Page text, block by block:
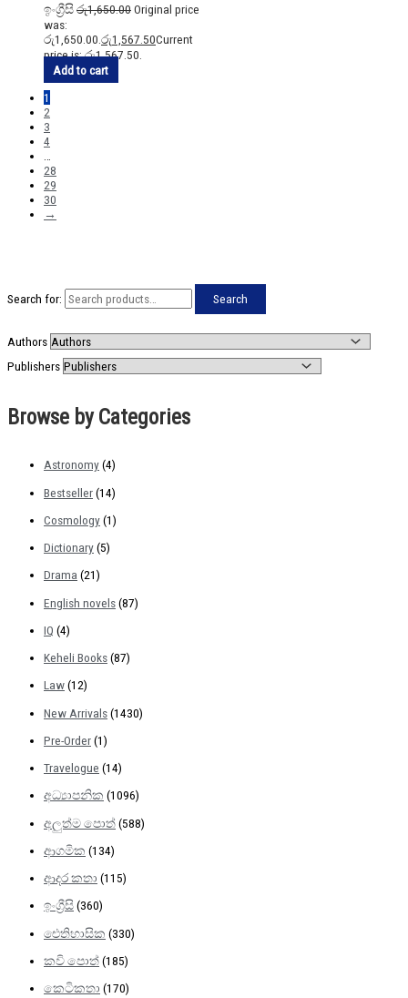
Search for: Search
Authors
Publishers
Browse by Categories
Astronomy(4)
Bestseller(14)
Cosmology(1)
Dictionary(5)
Drama (21)
English novels(87)
IQ (4)
Keheli Books(87)
Law(12)
New Arrivals(1430)
Pre-Order(1)
Travelogue (14)
අධ්‍යාපනික (1096)
අලුත්ම පොත්(588)
ආගමික (134)
ආදර කතා (115)
ඉංග්‍රීසි(360)
ඓතිහාසික (330)
කවි පොත්(185)
කෙටිකතා (170)
ඉංග්‍රීසිරු1,650.00Original price
was:
රු1,650.00. රු1,567.50Current
price is: රු1,567.50.
Add to cart
1
2
3
4
28
29
30
→